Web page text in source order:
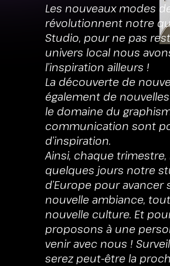
Les nouveaux modes
révolutionnent notre
Studio, pour ne pas
univers local nous
l’inspiration ailleurs !
La découverte de
également de
le domaine du
communication sont
d’inspiration.
Ainsi, chaque
quelques jours notre
d’Europe pour
nouvelle ambiance,
nouvelle culture. Et
proposons à une
venir avec nous !
serez peut-être la